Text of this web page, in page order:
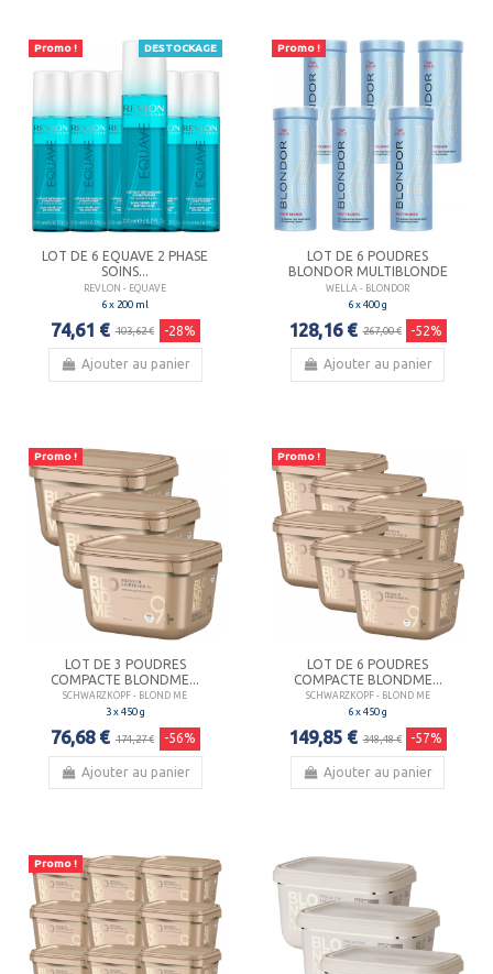
Promo ! DESTOCKAGE
LOT DE 6 EQUAVE 2 PHASE
SOINS...
REVLON - EQUAVE
6 x 200 ml
74,61 € 103,62 € -28%
Ajouter au panier
Promo !
LOT DE 6 POUDRES
BLONDOR MULTIBLONDE
WELLA - BLONDOR
6 x 400 g
128,16 € 267,00 € -52%
Ajouter au panier
Promo !
LOT DE 3 POUDRES
COMPACTE BLONDME...
SCHWARZKOPF - BLOND ME
3 x 450 g
76,68 € 174,27 € -56%
Ajouter au panier
Promo !
LOT DE 6 POUDRES
COMPACTE BLONDME...
SCHWARZKOPF - BLOND ME
6 x 450 g
149,85 € 348,48 € -57%
Ajouter au panier
Promo !